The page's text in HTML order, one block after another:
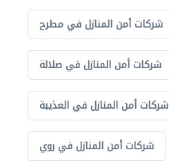
شركات أمن المنازل في مطرح
شركات أمن المنازل في صلالة
شركات أمن المنازل في العذيبة
شركات أمن المنازل في روي